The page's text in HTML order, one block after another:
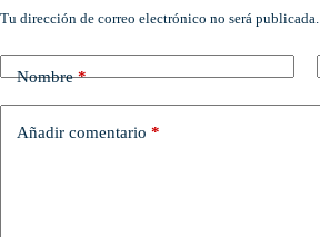
Tu dirección de correo electrónico no será publicada.
Nombre*
Añadir comentario *